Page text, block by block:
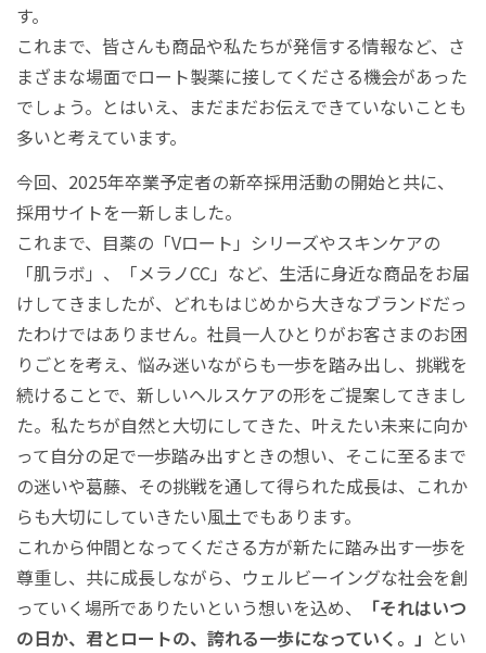
す。
これまで、皆さんも商品や私たちが発信する情報など、さ
まざまな場面でロート製薬に接してくださる機会があった
でしょう。とはいえ、まだまだお伝えできていないことも
多いと考えています。
今回、2025年卒業予定者の新卒採用活動の開始と共に、
採用サイトを一新しました。
これまで、目薬の「Vロート」シリーズやスキンケアの
「肌ラボ」、「メラノCC」など、生活に身近な商品をお届
けしてきましたが、どれもはじめから大きなブランドだっ
たわけではありません。社員一人ひとりがお客さまのお困
りごとを考え、悩み迷いながらも一歩を踏み出し、挑戦を
続けることで、新しいヘルスケアの形をご提案してきまし
た。私たちが自然と大切にしてきた、叶えたい未来に向か
って自分の足で一歩踏み出すときの想い、そこに至るまで
の迷いや葛藤、その挑戦を通して得られた成長は、これか
らも大切にしていきたい風土でもあります。
これから仲間となってくださる方が新たに踏み出す一歩を
尊重し、共に成長しながら、ウェルビーイングな社会を創
っていく場所でありたいという想いを込め、
「それはいつ
の日か、君とロートの、誇れる一歩になっていく。」 とい